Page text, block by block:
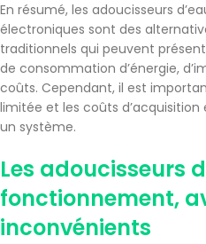
En résumé, les adoucisseurs
électroniques sont des
traditionnels qui peuvent
de consommation d’énergie,
coûts. Cependant, il est
limitée et les coûts
un système.
Les adoucisseurs
fonctionnement,
inconvénients